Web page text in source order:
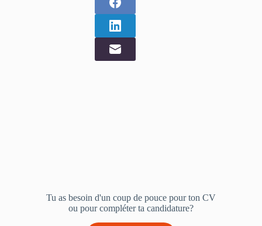
Tu as besoin d'un coup de pouce pour ton CV
ou pour compléter ta candidature?